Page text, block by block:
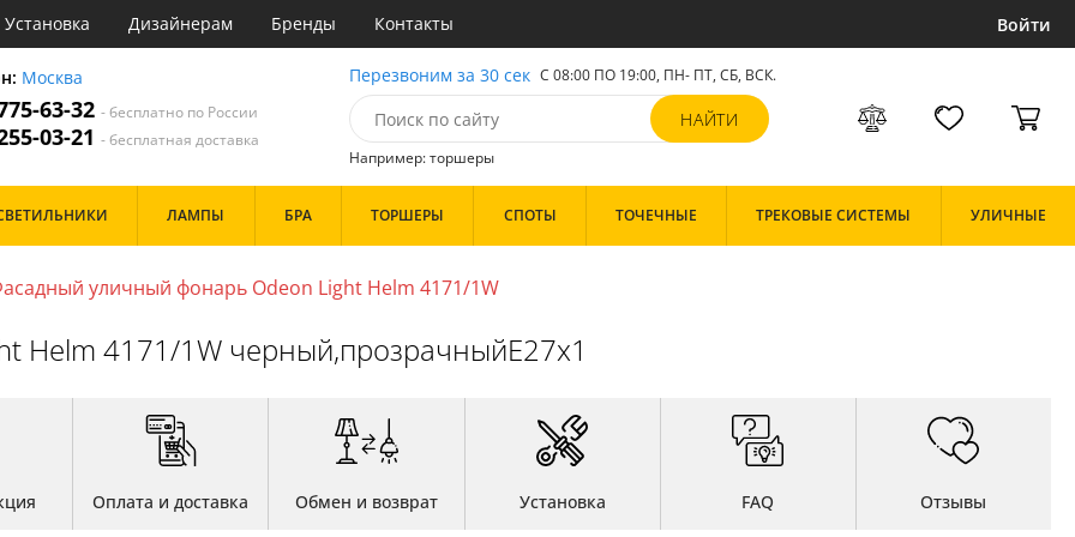
Установка Дизайнерам Бренды Контакты Войти
Москва
63-32- бесплатно по России
03-21- бесплатная доставка
Перезвоним за 30 сек С 08:00 ПО 19:00, ПН- ПТ, СБ, ВСК.
Например: торшеры
и прихожая
Золото
Прозрачные
Черные
ЛАМПЫ БРА ТОРШЕРЫ СПОТЫ ТОЧЕЧНЫЕ ТРЕКОВЫЕ СИСТЕМЫ УЛИЧНЫЕ
уличный фонарь Odeon Light Helm 4171/1W
Helm 4171/1W черный,прозрачныйE27x1
Оплата и доставка Обмен и возврат Установка FAQ Отзывы